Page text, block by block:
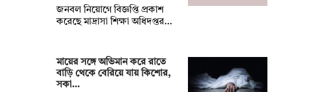
জনবল নিয়োগে বিজ্ঞপ্তি প্রকাশ
করেছে মাদ্রাসা শিক্ষা অধিদপ্তর…
মায়ের সঙ্গে অভিমান করে রাতে
বাড়ি থেকে বেরিয়ে যায় কিশোর,
সকা…